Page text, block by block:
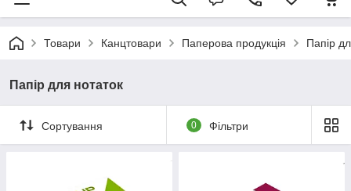
Товари Канцтовари Паперова продукція Папір
Папір для нотаток
Сортування 0 Фільтри